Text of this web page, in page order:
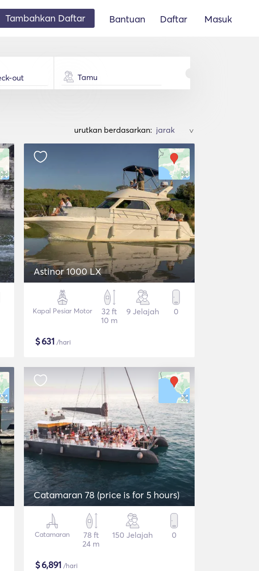
Tambahkan Daftar Bantuan Daftar Masuk
Tamu
urutkan berdasarkan: >
Astinor 1000 LX
Kapal Pesiar Motor
32 ft
10 m
9 Jelajah 0
$631 /hari
Catamaran 78 (price is for 5 hours)
Catamaran
78 ft
24 m
150 Jelajah 0
$6,891 /hari